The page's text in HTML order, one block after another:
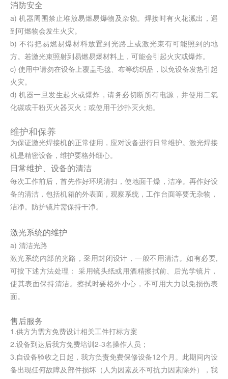
消防安全
a) 机器周围禁止堆放易燃易爆物及杂物。焊接时有火花溅出，遇
到可燃物会发生火灾。
b) 不得把易燃易爆材料放置到光路上或激光束有可能照到的地
方。若激光束照射到易燃易爆材料上，可能会引起火灾或爆炸。
c) 使用中请勿在设备上覆盖毛毯、布等纺织品，以免设备发热引起
火灾。
d) 机器一旦发生起火或爆炸，请务必切断所有电源，并使用二氧
化碳或干粉灭火器灭火；或使用干沙扑灭火焰。
维护和保养
为保证激光焊接机的正常使用，应对设备进行日常维护。激光焊接
机是精密设备，维护要格外细心。
日常维护、 设备的清洁
每次工作前后，首先作好环境清扫，使地面干燥，洁净。再作好设
备的清洁，包括机箱的外表面，观察系统，工作台面等要无杂物，
洁净。防护镜片需保持干净。
激光系统的维护
a) 清洁光路
激光系统内部的光路，采用封闭设计，一般不用清洁。如有必要,
可按下述方法处理： 采用镜头纸或用酒精擦拭前、后光学镜片，
使其表面保持清洁。擦拭时要格外小心，不可用大力以免损伤表
面。
售后服务
1.供方为需方免费设计相关工件打标方案
2.设备到达后我方免费培训2-3名操作人员；
3.自设备验收之日起，我方负责免费保修设备12个月。此期间内设
备出现任何故障及部件损坏（人为因素及不可抗力因素除外），我